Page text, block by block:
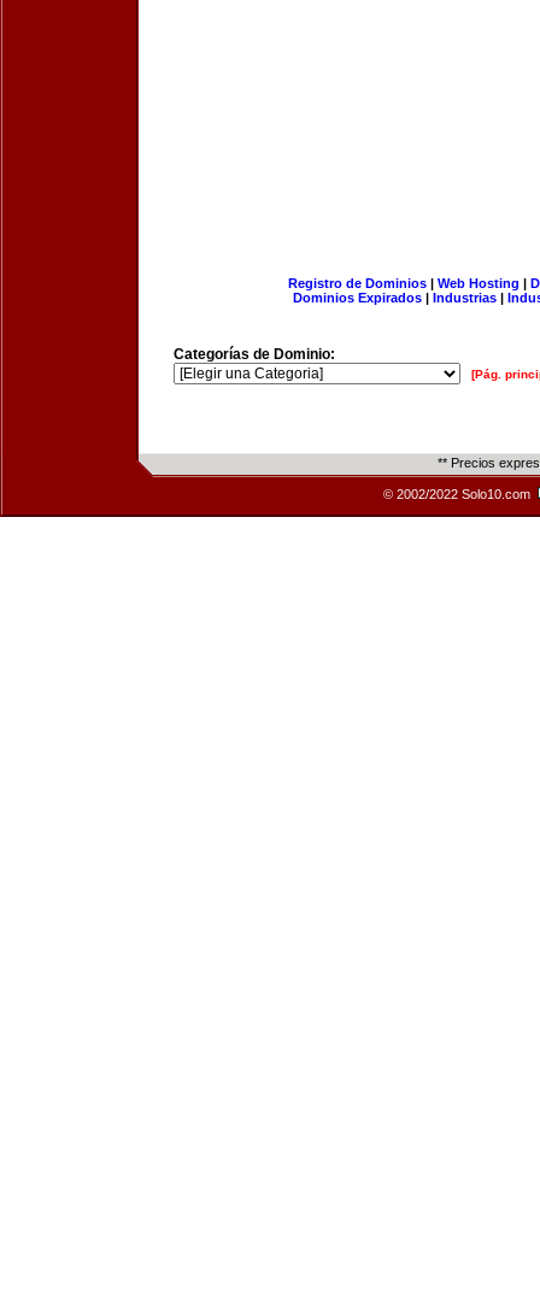
Registro de Dominios| Web Hosting |
Dominios Expirados | Industrias |
Categorías de Dominio:
[Pág.
** Precios
© 2002/2022 Solo10.com